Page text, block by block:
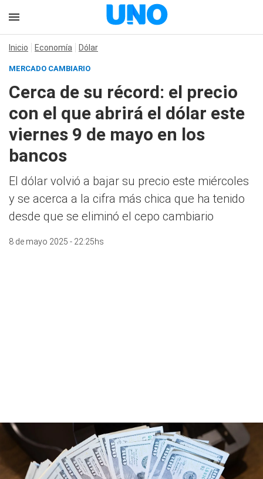
Inicio Economía Dólar
MERCADO CAMBIARIO
Cerca de su récord: el precio
con el que abrirá el dólar este
viernes 9 de mayo en los
bancos
El dólar volvió a bajar su precio este miércoles
y se acerca a la cifra más chica que ha tenido
desde que se eliminó el cepo cambiario
8 de mayo 2025 - 22:25hs